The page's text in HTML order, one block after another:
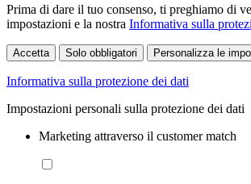
Prima di dare il tuo consenso, ti preghiamo di
impostazioni e la nostra Informativa sulla
Accetta Solo obbligatori Personalizza le
Informativa sulla protezione dei dati
Impostazioni personali sulla protezione dei dati
Marketing attraverso il customer match